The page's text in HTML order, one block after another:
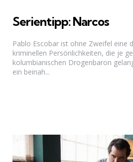
Serientipp: Narcos
Pablo Escobar ist ohne Zweifel eine
kriminellen Persönlichkeiten, die je
kolumbianischen Drogenbaron
ein beinah...